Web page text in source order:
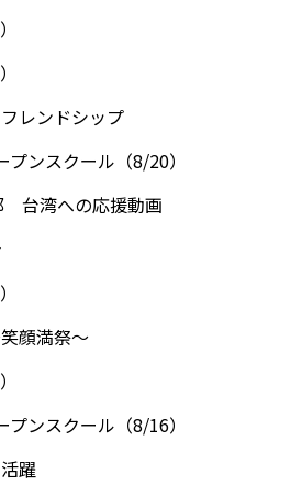
レンドシップ
ンスクール（8/20）
台湾への応援動画
顔満祭～
ンスクール（8/16）
躍